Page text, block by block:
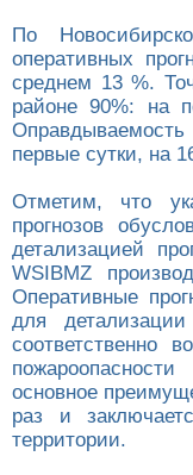
По
оперативных
среднем 13 %.
районе 90%: на
Оправдываемость
первые сутки, на
Отметим, что
прогнозов
детализацией
WSIBMZ
Оперативные
для
соответственно
основное
раз и
территории.